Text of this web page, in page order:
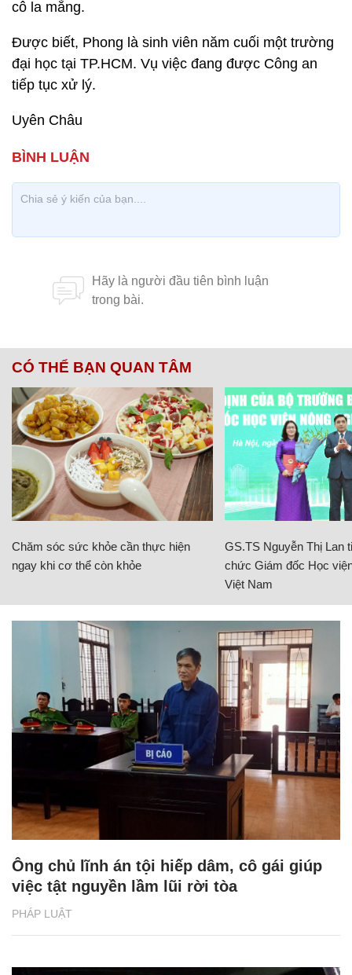
cô la mắng.
Được biết, Phong là sinh viên năm cuối một trường
đại học tại TP.HCM. Vụ việc đang được Công an
tiếp tục xử lý.
Uyên Châu
CÓ THỂ BẠN QUAN TÂM
Chăm sóc sức khỏe cần thực hiện
ngay khi cơ thể còn khỏe
GS.TS Nguyễn Thị Lan
chức Giám đốc Học
Việt Nam
PHÁP LUẬT
Ông chủ lĩnh án tội hiếp dâm, cô gái giúp
việc tật nguyền lầm lũi rời tòa